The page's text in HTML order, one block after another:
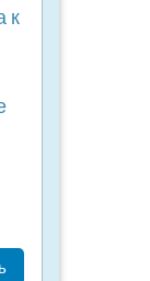
к